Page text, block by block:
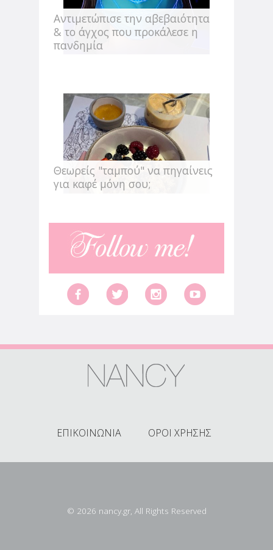
Αντιμετώπισε την αβεβαιότητα
& το άγχος που προκάλεσε η
πανδημία
Θεωρείς "ταμπού" να πηγαίνεις
για καφέ μόνη σου;
ΕΠΙΚΟΙΝΩΝΙΑ ΟΡΟΙ ΧΡΗΣΗΣ
© 2026 nancy.gr, All Rights Reserved